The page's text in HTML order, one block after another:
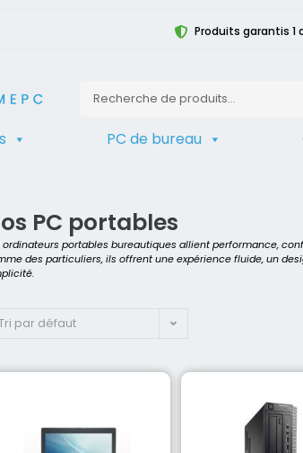
Produits garantis 1
PC de bureau
PC portables
ordinateurs portables bureautiques allient performance,
des particuliers, ils offrent une expérience fluide, un
par défaut